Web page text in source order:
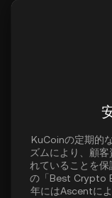
KuCoinの定期的
ズムにより、顧
れていることを
の「Best Crypto
年にはAscentに